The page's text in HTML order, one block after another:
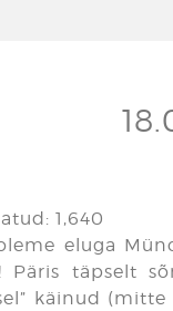
1,640
eluga
Päris täpselt
käinud